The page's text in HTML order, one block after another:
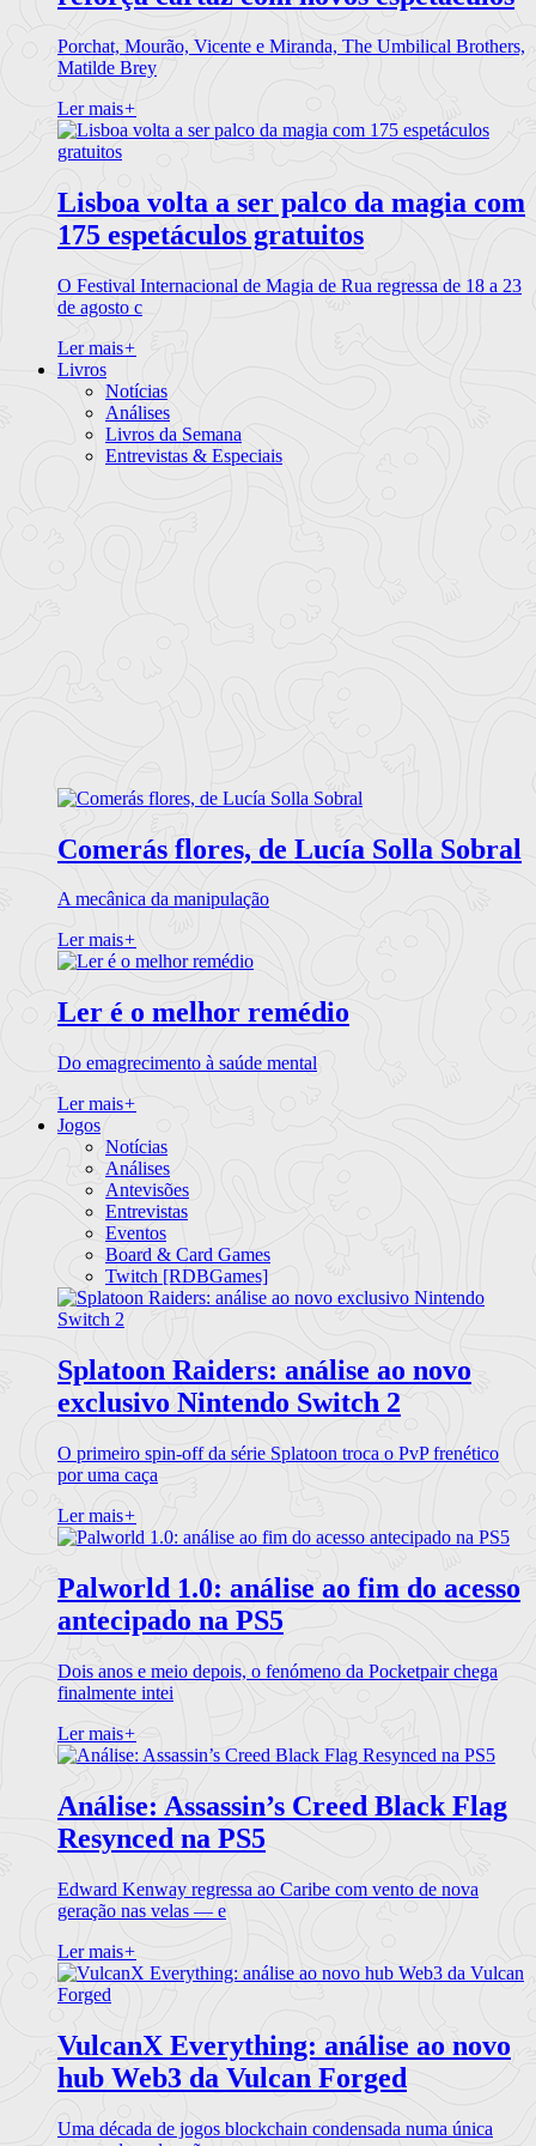
Porchat, Mourão, Vicente e Miranda, The Umbilical Brothers,
Matilde Brey
Ler mais+
Lisboa volta a ser palco da magia com
175 espetáculos gratuitos
O Festival Internacional de Magia de Rua regressa de 18 a 23
de agosto c
Ler mais+
Livros
Notícias
Análises
Livros da Semana
Entrevistas & Especiais
Comerás flores, de Lucía Solla Sobral
A mecânica da manipulação
Ler mais+
Ler é o melhor remédio
Do emagrecimento à saúde mental
Ler mais+
Jogos
Notícias
Análises
Antevisões
Entrevistas
Eventos
Board & Card Games
Twitch [RDBGames]
Splatoon Raiders: análise ao novo
exclusivo Nintendo Switch 2
O primeiro spin-off da série Splatoon troca o PvP frenético
por uma caça
Ler mais+
Palworld 1.0: análise ao fim do acesso
antecipado na PS5
Dois anos e meio depois, o fenómeno da Pocketpair chega
finalmente intei
Ler mais+
Análise: Assassin’s Creed Black Flag
Resynced na PS5
Edward Kenway regressa ao Caribe com vento de nova
geração nas velas — e
Ler mais+
VulcanX Everything: análise ao novo
hub Web3 da Vulcan Forged
Uma década de jogos blockchain condensada numa única